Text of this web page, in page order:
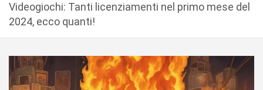
Videogiochi: Tanti licenziamenti nel primo mese del
2024, ecco quanti!